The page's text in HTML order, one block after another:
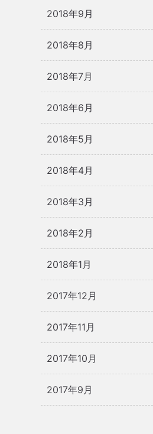
2018年9月
2018年8月
2018年7月
2018年6月
2018年5月
2018年4月
2018年3月
2018年2月
2018年1月
2017年12月
2017年11月
2017年10月
2017年9月